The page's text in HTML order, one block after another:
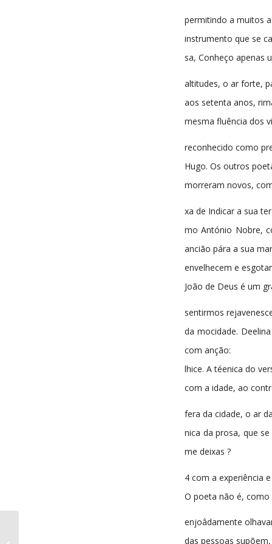
permitindo a muitos
instrumento que se
sa, Conheço apenas
altitudes, o ar forte,
aos setenta anos,
mesma fluência dos
reconhecido como
Hugo. Os outros
morreram novos,
xa de Indicar a sua
mo António Nobre,
ancião pára a sua
envelhecem e
João de Deus é um
sentirmos
da mocidade.
com anção:
lhice. A téenica do
com a idade, ao
fera da cidade, o ar
nica da prosa, que
me deixas ?
4 com a experiência
O poeta não é,
enjoâdamente
das pessoas